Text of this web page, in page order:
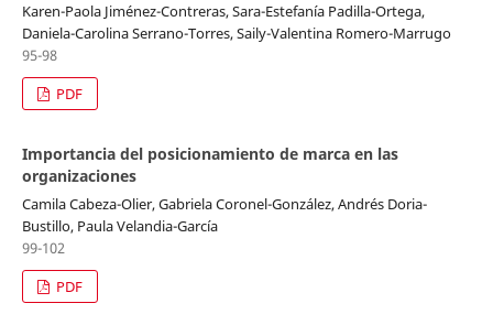
Karen-Paola Jiménez-Contreras, Sara-Estefanía Padilla-Ortega,
Daniela-Carolina Serrano-Torres, Saily-Valentina Romero-Marrugo
95-98
PDF
Importancia del posicionamiento de marca en las
organizaciones
Camila Cabeza-Olier, Gabriela Coronel-González, Andrés Doria-
Bustillo, Paula Velandia-García
99-102
PDF